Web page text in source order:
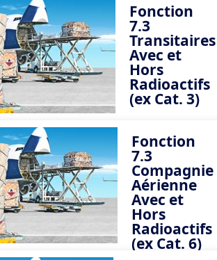
des marchandises
présentées comme
du fret général
Fonction
7.3
Transitaires
Avec et
Hors
Radioactifs
(ex Cat. 3)
récurrente des
ersonnels chargés
de traiter des
expéditions
de marchandises
dangereuses
Fonction
7.3
Compagnie
Aérienne
Avec et
Hors
Radioactifs
(ex Cat. 6)